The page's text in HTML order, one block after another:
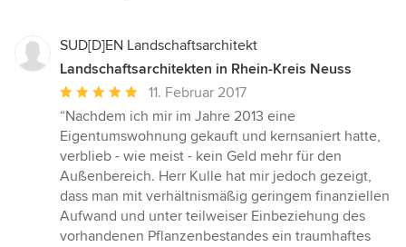
SUD[D]EN Landschaftsarchitekt
Landschaftsarchitekten in Rhein-Kreis Neuss
Durchschnittliche
Bewertung:
5
von
5
Sternen
11. Februar 2017
“Nachdem ich mir im Jahre 2013 eine
Eigentumswohnung gekauft und kernsaniert hatte,
verblieb - wie meist - kein Geld mehr für den
Außenbereich. Herr Kulle hat mir jedoch gezeigt,
dass man mit verhältnismäßig geringem finanziellen
Aufwand und unter teilweiser Einbeziehung des
vorhandenen Pflanzenbestandes ein traumhaftes